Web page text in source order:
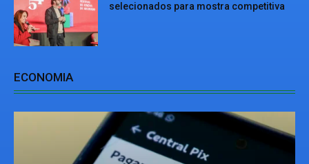
selecionados para mostra competitiva
ECONOMIA